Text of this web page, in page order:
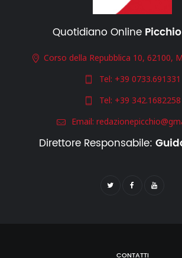
Quotidiano Online
Corso della Repubblica 10, 62100,
Tel: +39 0733.691331
Tel: +39 342.1682258
Email:
Direttore Responsabile:
CONTATTI